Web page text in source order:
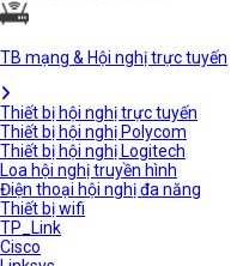
TB mạng & Hội nghị trực tuyến
Thiết bị hội nghị trực tuyến
Thiết bị hội nghị Polycom
Thiết bị hội nghị Logitech
Loa hội nghị truyền hình
Điện thoại hội nghị đa năng
Thiết bị wifi
TP_Link
Cisco